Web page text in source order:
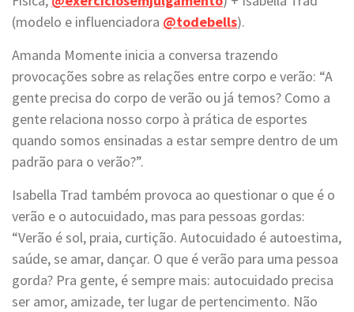
(modelo e influenciadora @todebells).
Amanda Momente inicia a conversa trazendo
provocações sobre as relações entre corpo e verão: “A
gente precisa do corpo de verão ou já temos? Como a
gente relaciona nosso corpo à prática de esportes
quando somos ensinadas a estar sempre dentro de um
padrão para o verão?”.
Isabella Trad também provoca ao questionar o que é o
verão e o autocuidado, mas para pessoas gordas:
“Verão é sol, praia, curtição. Autocuidado é autoestima,
saúde, se amar, dançar. O que é verão para uma pessoa
gorda? Pra gente, é sempre mais: autocuidado precisa
ser amor, amizade, ter lugar de pertencimento. Não